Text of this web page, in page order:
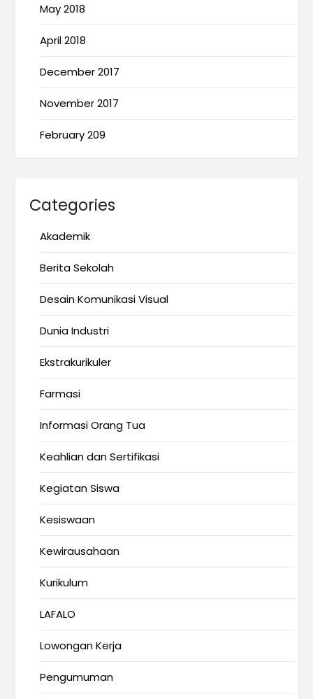
May 2018
April 2018
December 2017
November 2017
February 209
Categories
Akademik
Berita Sekolah
Desain Komunikasi Visual
Dunia Industri
Ekstrakurikuler
Farmasi
Informasi Orang Tua
Keahlian dan Sertifikasi
Kegiatan Siswa
Kesiswaan
Kewirausahaan
Kurikulum
LAFALO
Lowongan Kerja
Pengumuman